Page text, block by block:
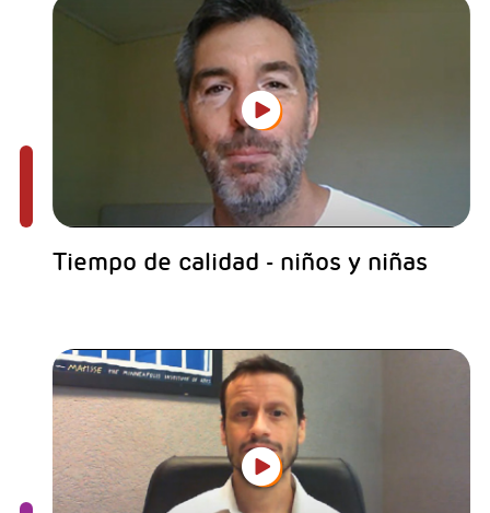
Tiempo de calidad - niños y niñas